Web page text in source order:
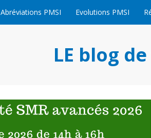
Abréviations PMSI Evolutions PMSI
LE blog